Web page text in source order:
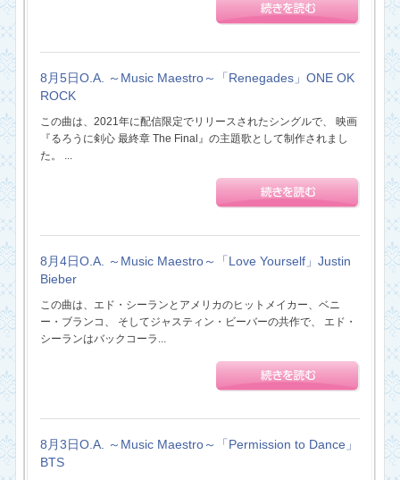
8月5日O.A. ～Music Maestro～「Renegades」ONE OK
ROCK
この曲は、2021年に配信限定でリリースされたシングルで、 映画
『るろうに剣心 最終章 The Final』の主題歌として制作されまし
た。 ...
8月4日O.A. ～Music Maestro～「Love Yourself」Justin
Bieber
この曲は、エド・シーランとアメリカのヒットメイカー、ベニ
ー・ブランコ、 そしてジャスティン・ビーバーの共作で、 エド・
シーランはバックコーラ...
8月3日O.A. ～Music Maestro～「Permission to Dance」
BTS